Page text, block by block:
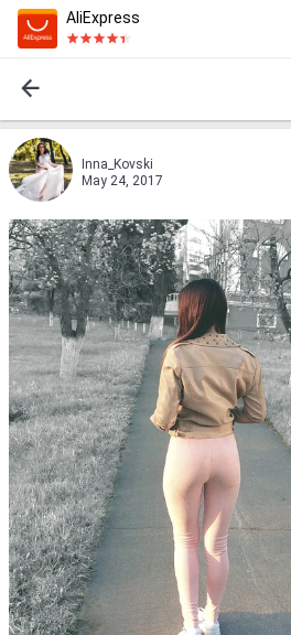
AliExpress
Inna_Kovski
May 24, 2017